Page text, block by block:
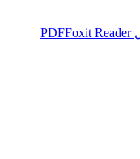
Foxit Reader